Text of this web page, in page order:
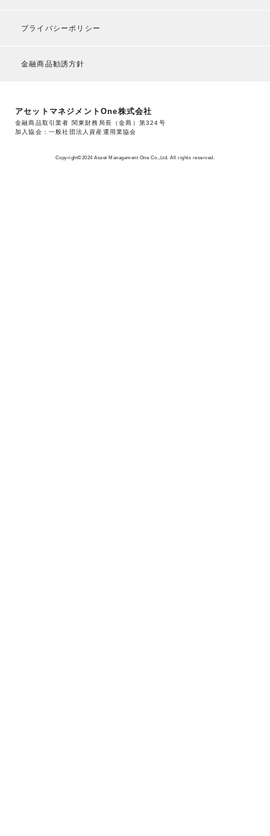
プライバシーポリシー
金融商品勧誘方針
アセットマネジメントOne株式会社
金融商品取引業者 関東財務局長（金商）第324号
加入協会：一般社団法人資産運用業協会
Copyright©2024 Asset Management One Co.,Ltd. All rights reserved.